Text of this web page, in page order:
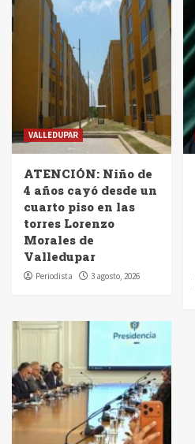
VALLEDUPAR
ATENCIÓN: Niño de
4 años cayó desde un
cuarto piso en las
torres Lorenzo
Morales de
Valledupar
Periodista 3 agosto, 2026